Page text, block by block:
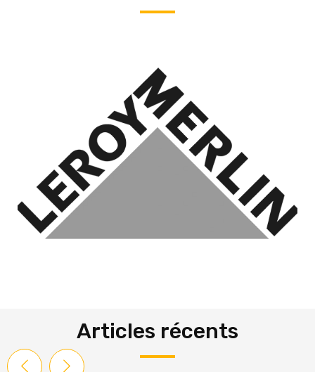
Articles récents